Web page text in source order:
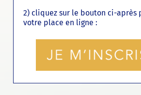
2) cliquez sur le bouton ci-après
votre place en ligne :